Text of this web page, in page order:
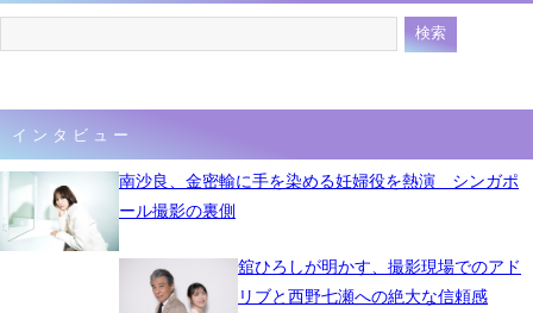
インタビュー
南沙良、金密輸に手を染める妊婦役を熱演 シンガポ
ール撮影の裏側
舘ひろしが明かす、撮影現場でのアド
リブと西野七瀬への絶大な信頼感